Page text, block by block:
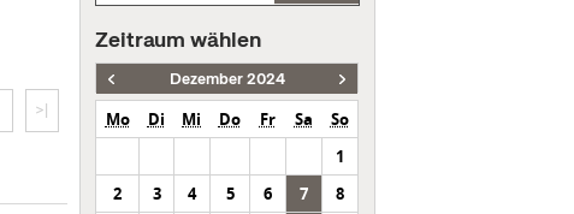
>|
Zeitraum wählen
Dezember 2024
Mo Di Mi Do Fr Sa
So
1
2
3 4 5 6 7
8